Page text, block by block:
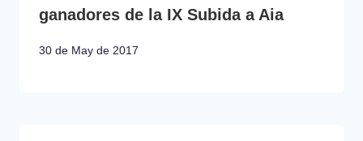
ganadores de la IX Subida a Aia
30 de May de 2017